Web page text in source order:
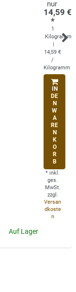
14,59 €
*
1
Kilogramm
14,59 €
/
Kilogramm
IN
DE
N
W
A
RE
N
K
O
R
B
* inkl.
ges.
MwSt.
zzgl.
Versan
dkoste
n
Auf Lager